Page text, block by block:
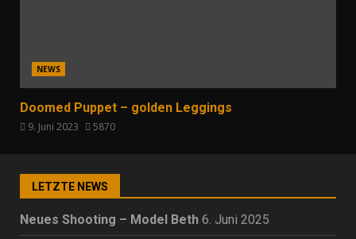
NEWS
Doomed Puppet – golden Leggings
9. Juni 2023 5870
LETZTE NEWS
Neues Shooting – Model Beth 6. Juni 2025